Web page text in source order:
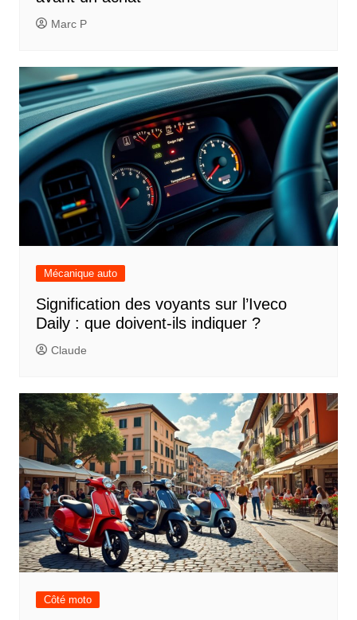
Marc P
Mécanique auto
Signification des voyants sur l’Iveco
Daily : que doivent-ils indiquer ?
Claude
Côté moto